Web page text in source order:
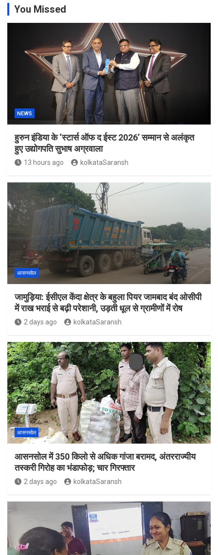
You Missed
NEWS
हुरुन इंडिया के ‘स्टार्स ऑफ द ईस्ट 2026’ सम्मान से अलंकृत
हुए उद्योगपति सुभाष अग्रवाला
13 hours ago kolkataSaransh
आसनसोल
जामुड़िया: ईसीएल केंदा क्षेत्र के बहुला पियर जामबाद बंद ओसीपी
में राख भराई से बढ़ी परेशानी, उड़ती धूल से ग्रामीणों में रोष
2 days ago kolkataSaransh
आसनसोल
आसनसोल में 350 किलो से अधिक गांजा बरामद, अंतरराज्यीय
तस्करी गिरोह का भंडाफोड़; चार गिरफ्तार
2 days ago kolkataSaransh